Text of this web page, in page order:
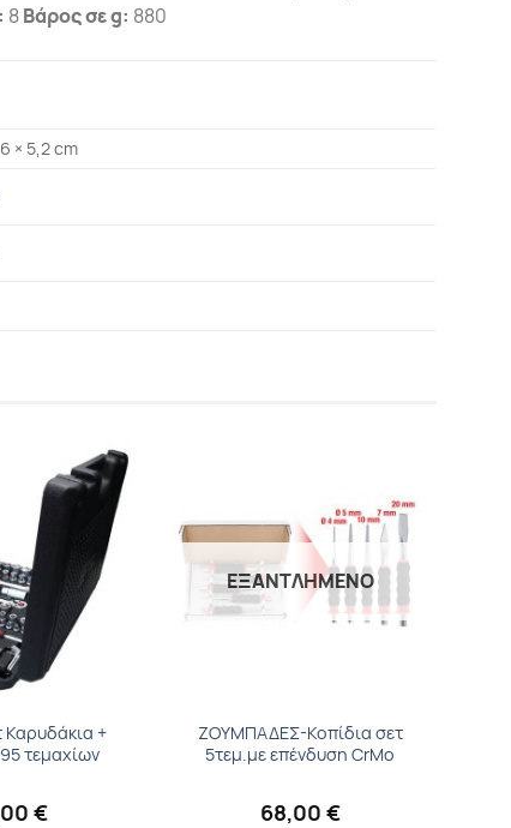
8Βάρος σε g: 880
× 5,2 cm
Προσθήκη
Αγαπημένα
Καρυδάκια +
τεμαχίων
€
Προσθήκη
στα
Αγαπημένα
ΕΞΑΝΤΛΗΜΕΝΟ
ΖΟΥΜΠΑΔΕΣ-Κοπίδια σετ
5τεμ.με επένδυση CrMo
68,00 €